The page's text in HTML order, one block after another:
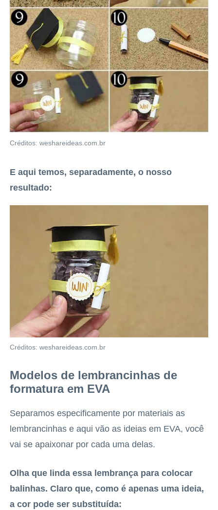
Créditos: weshareideas.com.br
E aqui temos, separadamente, o nosso
resultado:
Créditos: weshareideas.com.br
Modelos de lembrancinhas de
formatura em EVA
Separamos especificamente por materiais as
lembrancinhas e aqui vão as ideias em EVA, você
vai se apaixonar por cada uma delas.
Olha que linda essa lembrança para colocar
balinhas. Claro que, como é apenas uma ideia,
a cor pode ser substituída: